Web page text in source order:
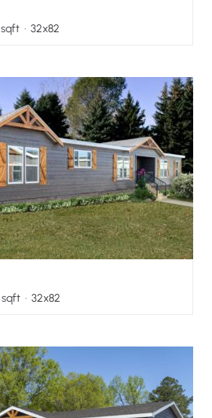
sqft· 32x82
sqft· 32x82